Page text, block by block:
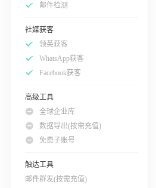
邮件检测
社媒获客
领英获客
WhatsApp获客
Facebook获客
高级工具
全球企业库
数据导出(按需充值)
免费子账号
触达工具
邮件群发(按需充值)